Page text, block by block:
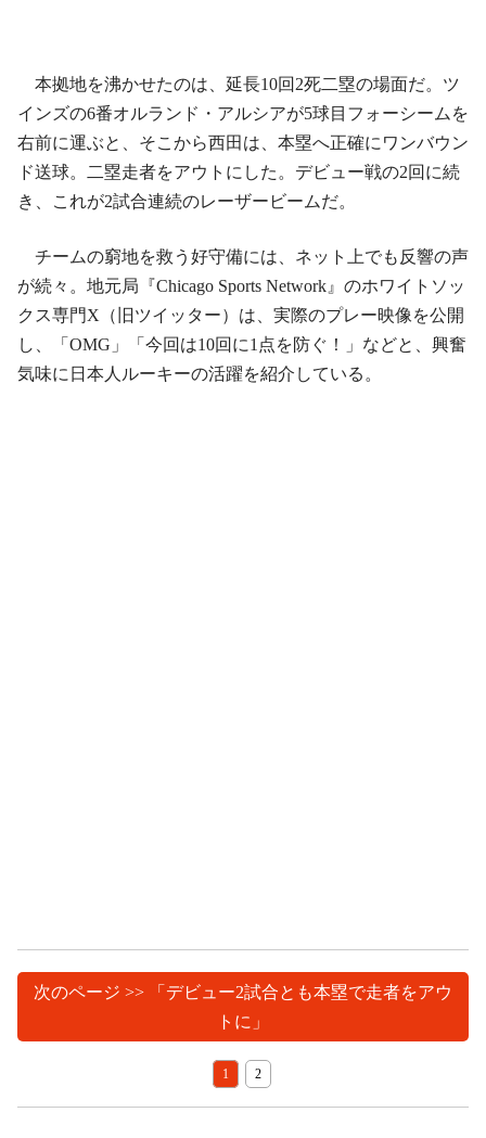
本拠地を沸かせたのは、延長10回2死二塁の場面だ。ツ
インズの6番オルランド・アルシアが5球目フォーシームを
右前に運ぶと、そこから西田は、本塁へ正確にワンバウン
ド送球。二塁走者をアウトにした。デビュー戦の2回に続
き、これが2試合連続のレーザービームだ。
チームの窮地を救う好守備には、ネット上でも反響の声
が続々。地元局『Chicago Sports Network』のホワイトソッ
クス専門X（旧ツイッター）は、実際のプレー映像を公開
し、「OMG」「今回は10回に1点を防ぐ！」などと、興奮
気味に日本人ルーキーの活躍を紹介している。
次のページ >> 「デビュー2試合とも本塁で走者をアウ
トに」
1 2